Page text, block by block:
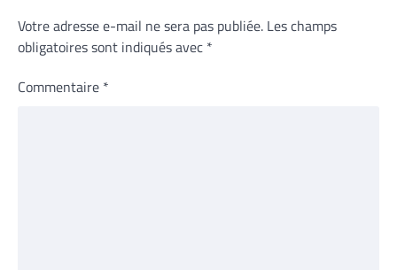
Votre adresse e-mail ne sera pas publiée. Les champs
obligatoires sont indiqués avec *
Commentaire *